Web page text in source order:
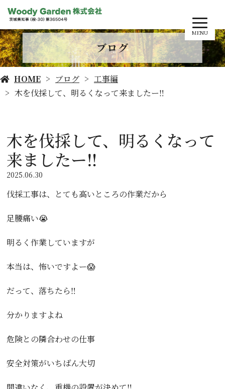
MENU
ブログ
HOME ブログ
工事編
木を伐採して、明るくなって来ましたー‼️
木を伐採して、明るくなって
来ましたー‼️
2025.06.30
伐採工事は、とても高いところの作業だから
足腰痛い😭
明るく作業していますが
本当は、怖いですよー😱
だって、落ちたら‼️
分かりますよね
危険との隣合わせの仕事
安全対策がいちばん大切